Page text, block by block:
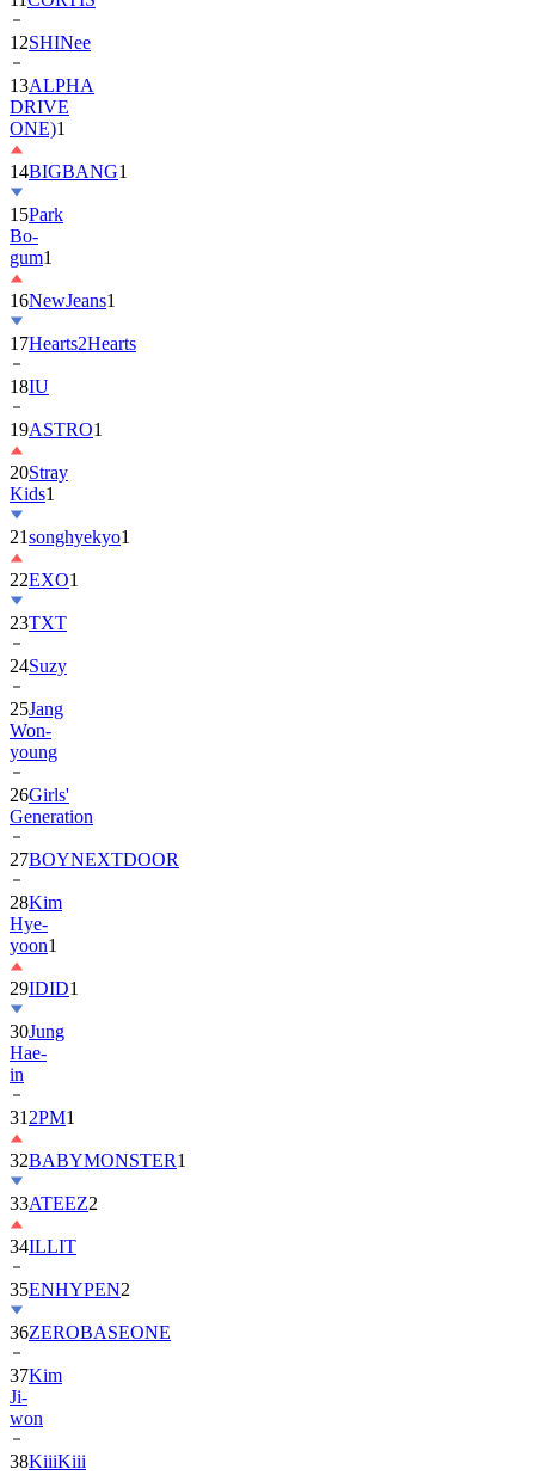
12SHINee
13ALPHA
DRIVE
ONE)1
14BIGBANG1
15Park
Bo-
gum1
16NewJeans1
17Hearts2Hearts
18IU
19ASTRO1
20Stray
Kids1
21songhyekyo1
22EXO1
23TXT
24Suzy
25Jang
Won-
young
26Girls'
Generation
27BOYNEXTDOOR
28Kim
Hye-
yoon1
29IDID1
30Jung
Hae-
in
31 2PM1
32BABYMONSTER1
33ATEEZ2
34ILLIT
35ENHYPEN2
36ZEROBASEONE
37Kim
Ji-
won
38KiiiKiii